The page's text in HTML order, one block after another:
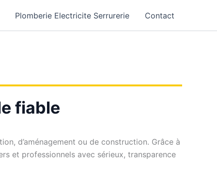
Plomberie Electricite Serrurerie Contact
fiable
d’aménagement ou de construction. Grâce à
et professionnels avec sérieux, transparence